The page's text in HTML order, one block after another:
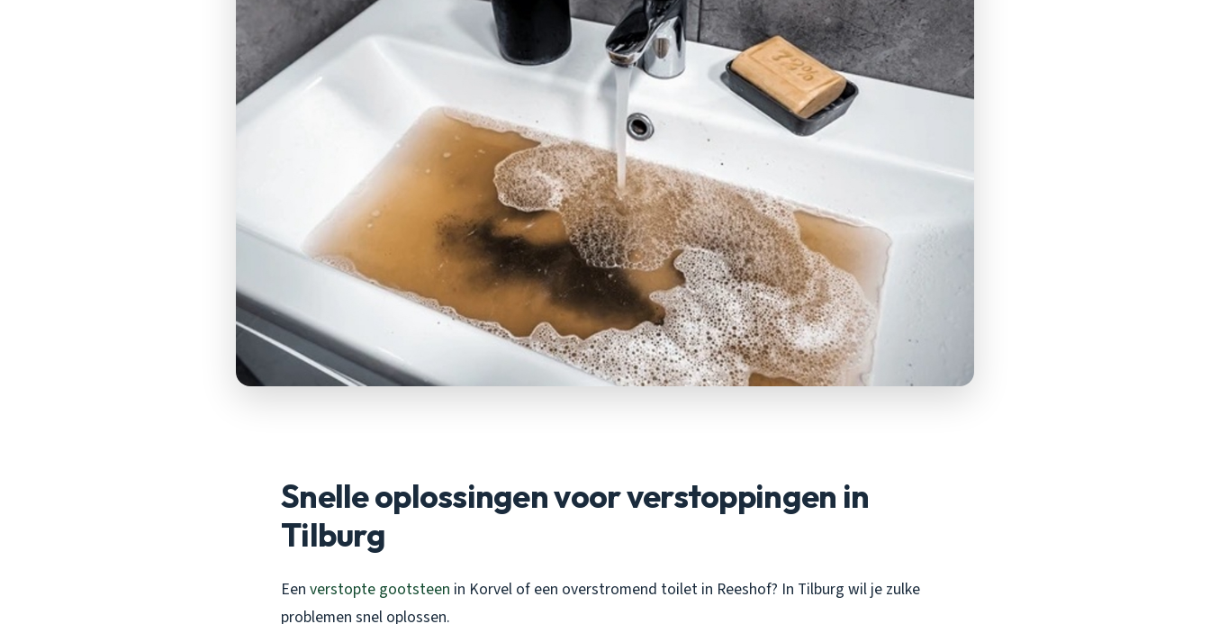
Snelle oplossingen voor verstoppingen in
Tilburg
Een verstopte gootsteen in Korvel of een overstromend toilet in Reeshof? In Tilburg wil je zulke
problemen snel oplossen.